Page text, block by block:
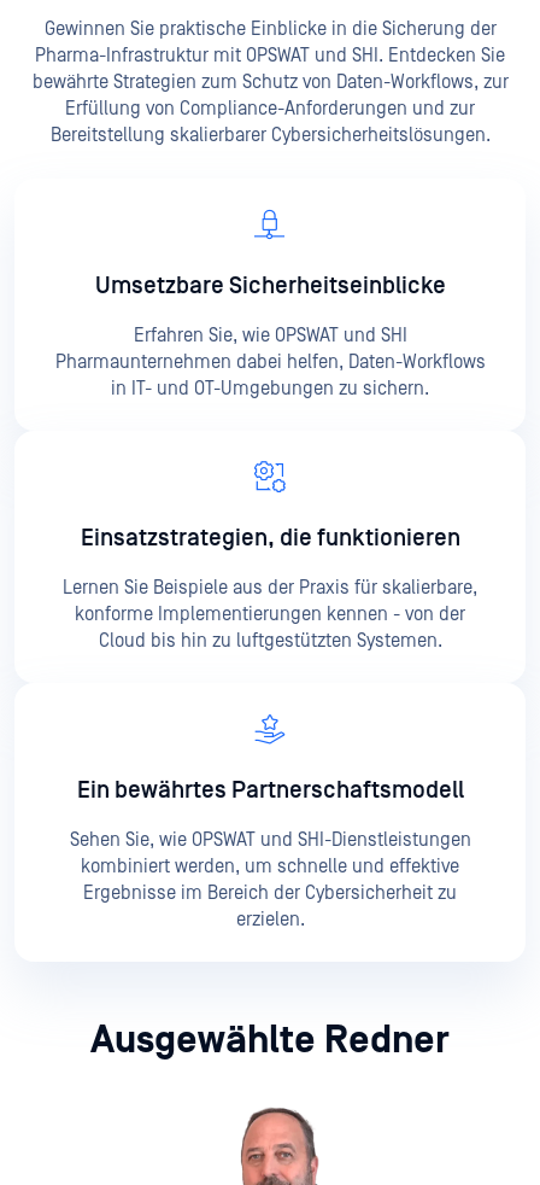
Gewinnen Sie praktische Einblicke in die Sicherung der
Pharma-Infrastruktur mit OPSWAT und SHI. Entdecken Sie
bewährte Strategien zum Schutz von Daten-Workflows, zur
Erfüllung von Compliance-Anforderungen und zur
Bereitstellung skalierbarer Cybersicherheitslösungen.
Umsetzbare Sicherheitseinblicke
Erfahren Sie, wie OPSWAT und SHI
Pharmaunternehmen dabei helfen, Daten-Workflows
in IT- und OT-Umgebungen zu sichern.
Einsatzstrategien, die funktionieren
Lernen Sie Beispiele aus der Praxis für skalierbare,
konforme Implementierungen kennen - von der
Cloud bis hin zu luftgestützten Systemen.
Ein bewährtes Partnerschaftsmodell
Sehen Sie, wie OPSWAT und SHI-Dienstleistungen
kombiniert werden, um schnelle und effektive
Ergebnisse im Bereich der Cybersicherheit zu
erzielen.
Ausgewählte Redner